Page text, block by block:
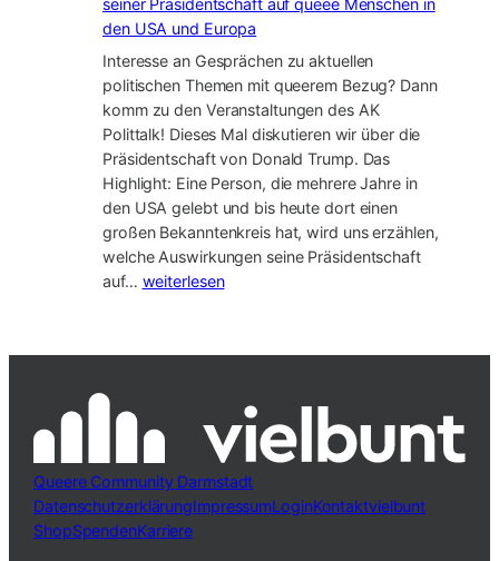
seiner Präsidentschaft auf queee Menschen in
den USA und Europa
Interesse an Gesprächen zu aktuellen
politischen Themen mit queerem Bezug? Dann
komm zu den Veranstaltungen des AK
Polittalk! Dieses Mal diskutieren wir über die
Präsidentschaft von Donald Trump. Das
Highlight: Eine Person, die mehrere Jahre in
den USA gelebt und bis heute dort einen
großen Bekanntenkreis hat, wird uns erzählen,
welche Auswirkungen seine Präsidentschaft
auf… 22.11.:
und
seiner
Präsidentschaft
auf
queee
Menschen
weiterlesen
Queere Community Darmstadt
DatenschutzerklärungImpressumLoginKontaktvielbunt
ShopSpendenKarriere